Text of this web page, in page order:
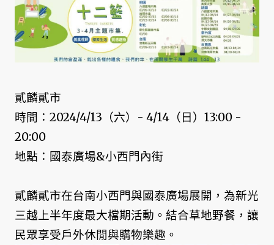
貳麟貳市
時間：2024/4/13（六）- 4/14（日）13:00 -
20:00
地點：國泰廣場&小西門內街
貳麟貳市在台南小西門與國泰廣場展開，為新光
三越上半年度最大檔期活動。結合草地野餐，讓
民眾享受戶外休閒與購物樂趣。